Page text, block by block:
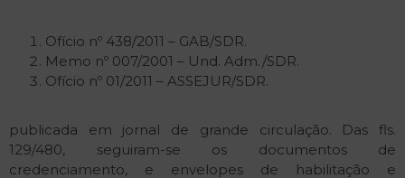
Ofício nº 438/2011 – GAB/SDR.
Memo nº 007/2001 – Und. Adm./SDR.
Ofício nº 01/2011 – ASSEJUR/SDR.
publicada em jornal de grande circulação. Das fls.
129/480, seguiram-se os documentos de
credenciamento, e envelopes de habilitação e